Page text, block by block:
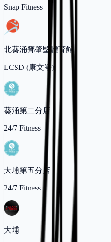
Snap Fitness
北葵涌鄧肇堅體育館
LCSD (康文署)
葵涌第二分店
24/7 Fitness
大埔第五分店
24/7 Fitness
大埔